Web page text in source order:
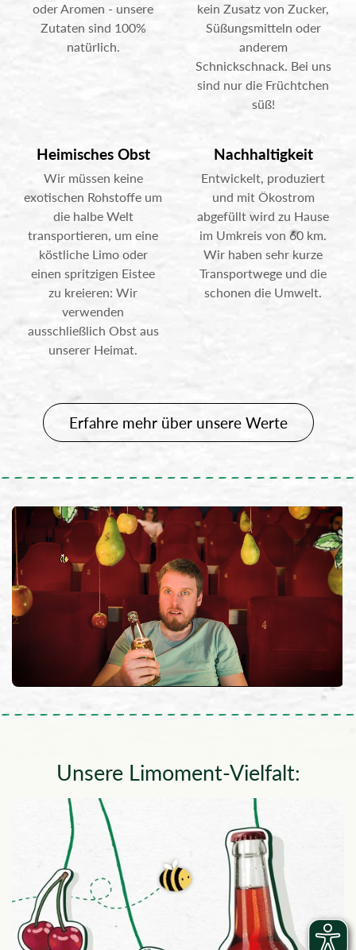
oder Aromen - unsere
Zutaten sind 100%
natürlich.
kein Zusatz von Zucker,
Süßungsmitteln oder
anderem
Schnickschnack. Bei uns
sind nur die Früchtchen
süß!
Heimisches Obst
Wir müssen keine
exotischen Rohstoffe um
die halbe Welt
transportieren, um eine
köstliche Limo oder
einen spritzigen Eistee
zu kreieren: Wir
verwenden
ausschließlich Obst aus
unserer Heimat.
Nachhaltigkeit
Entwickelt, produziert
und mit Ökostrom
abgefüllt wird zu Hause
im Umkreis von 60 km.
Wir haben sehr kurze
Transportwege und die
schonen die Umwelt.
Erfahre mehr über unsere Werte
Unsere Limoment-Vielfalt: